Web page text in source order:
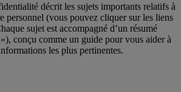
décrit les sujets importants relatifs à
personnel (vous pouvez cliquer sur les liens
sujet est accompagné d’un résumé
conçu comme un guide pour vous aider à
les plus pertinentes.